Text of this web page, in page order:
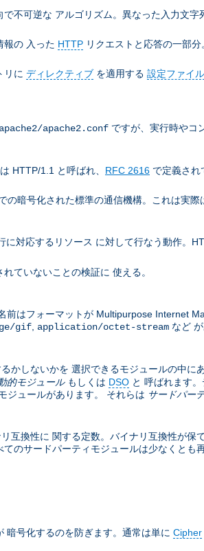
不可逆な アルゴリズム。異なった入力文
報の 入った HTTP リクエストと応答の一部分
リに ディレクティブ を適用する 設定ファイル
apache2.conf ですが、実行時やコ
HTTP/1.1 と呼ばれ、 RFC 2616 で定義され
暗号化された標準の通信機構。これは実際
対応するリソース に対して行なう動作。
ていないことの検証に 使える。
はフォーマットが Multipurpose Internet
gif application/octet-stream など
かしないかを 選択できるモジュールの中に
的モジュールもしくは DSO と 呼ばれます
ジュールがあります。 それらは サードパー
互換性に 関する定数。バイナリ互換性が
のサードパーティモジュールは少なくと
暗号化するのを防ぎます。通常は単に Cipher